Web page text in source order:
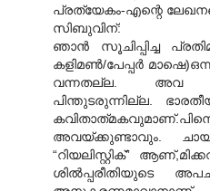
പ്രത്യേകം-എന്റെ
സിബുവിന്:
ഞാന്‍ സൂചിപ്പിച്ച
കളിമണ്‍‍/പേപ്പര്‍
വന്നതല്ല. അവ
പിന്തുടരുന്നില്ല.
അവയ്ക്കുണ്ടാവും.
“റിയലിസ്റ്റിക്”
ശില്‍പ്പരീതിയുടെ